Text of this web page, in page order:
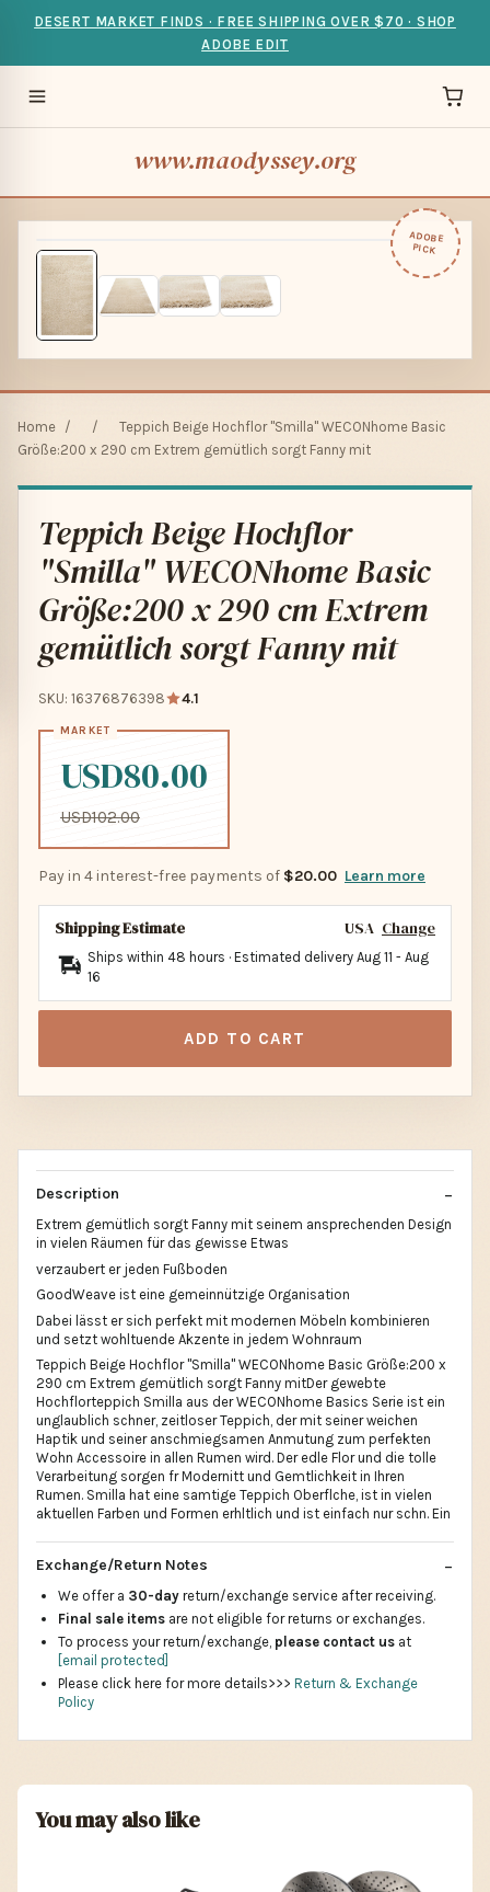
DESERT MARKET FINDS · FREE SHIPPING OVER $70 · SHOP
ADOBE EDIT
www.maodyssey.org
ADOBE
PICK
Home / /
Teppich Beige Hochflor "Smilla" WECONhome Basic
Größe:200 x 290 cm Extrem gemütlich sorgt Fanny mit
Teppich Beige Hochflor
"Smilla" WECONhome Basic
Größe:200 x 290 cm Extrem
gemütlich sorgt Fanny mit
SKU: 16376876398 4.1
USD80.00
USD102.00
Pay in 4 interest-free payments of $20.00 Learn more
Shipping Estimate USA Change
Ships within 48 hours · Estimated delivery Aug 11 - Aug
16
ADD TO CART
Description
Extrem gemütlich sorgt Fanny mit seinem ansprechenden Design
in vielen Räumen für das gewisse Etwas
verzaubert er jeden Fußboden
GoodWeave ist eine gemeinnützige Organisation
Dabei lässt er sich perfekt mit modernen Möbeln kombinieren
und setzt wohltuende Akzente in jedem Wohnraum
Teppich Beige Hochflor "Smilla" WECONhome Basic Größe:200 x
290 cm Extrem gemütlich sorgt Fanny mitDer gewebte
Hochflorteppich Smilla aus der WECONhome Basics Serie ist ein
unglaublich schner, zeitloser Teppich, der mit seiner weichen
Haptik und seiner anschmiegsamen Anmutung zum perfekten
Wohn Accessoire in allen Rumen wird. Der edle Flor und die tolle
Verarbeitung sorgen fr Modernitt und Gemtlichkeit in Ihren
Rumen. Smilla hat eine samtige Teppich Oberflche, ist in vielen
aktuellen Farben und Formen erhltlich und ist einfach nur schn. Ein
Exchange/Return Notes
We offer a 30-day return/exchange service after receiving.
Final sale items are not eligible for returns or exchanges.
To process your return/exchange, please contact us at
[email protected]
Please click here for more details>>> Return & Exchange
Policy
You may also like